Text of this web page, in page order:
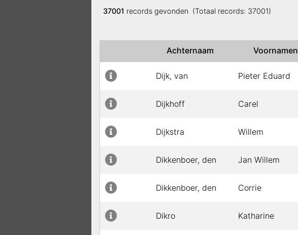
37001 records gevonden (Totaal records: 37001)
Achternaam Voornamen
Dijk, van Pieter Eduard
Dijkhoff Carel
Dijkstra Willem
Dikkenboer, den Jan Willem
Dikkenboer, den Corrie
Dikro Katharine